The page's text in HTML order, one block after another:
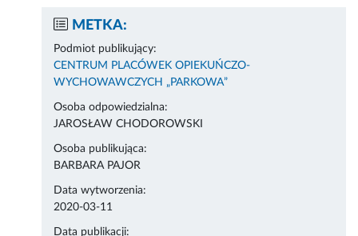
METKA:
Podmiot publikujący:
CENTRUM PLACÓWEK OPIEKUŃCZO-
WYCHOWAWCZYCH „PARKOWA”
Osoba odpowiedzialna:
JAROSŁAW CHODOROWSKI
Osoba publikująca:
BARBARA PAJOR
Data wytworzenia:
2020-03-11
Data publikacji: